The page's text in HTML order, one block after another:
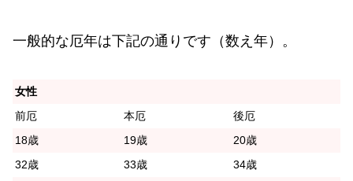
一般的な厄年は下記の通りです（数え年）。
女性
前厄
本厄
後厄
18歳
19歳
20歳
32歳
33歳
34歳